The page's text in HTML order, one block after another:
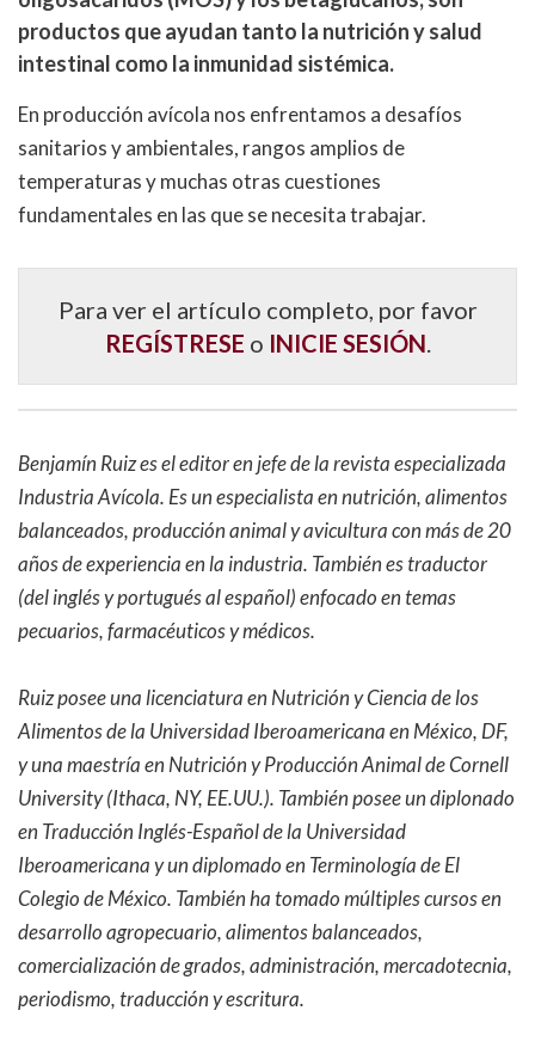
productos que ayudan tanto la nutrición y salud
intestinal como la inmunidad sistémica.
En producción avícola nos enfrentamos a desafíos
sanitarios y ambientales, rangos amplios de
temperaturas y muchas otras cuestiones
fundamentales en las que se necesita trabajar.
Para ver el artículo completo, por favor
REGÍSTRESE o INICIE SESIÓN.
Benjamín Ruiz es el editor en jefe de la revista especializada
Industria Avícola. Es un especialista en nutrición, alimentos
balanceados, producción animal y avicultura con más de 20
años de experiencia en la industria. También es traductor
(del inglés y portugués al español) enfocado en temas
pecuarios, farmacéuticos y médicos.
Ruiz posee una licenciatura en Nutrición y Ciencia de los
Alimentos de la Universidad Iberoamericana en México, DF,
y una maestría en Nutrición y Producción Animal de Cornell
University (Ithaca, NY, EE.UU.). También posee un diplonado
en Traducción Inglés-Español de la Universidad
Iberoamericana y un diplomado en Terminología de El
Colegio de México. También ha tomado múltiples cursos en
desarrollo agropecuario, alimentos balanceados,
comercialización de grados, administración, mercadotecnia,
periodismo, traducción y escritura.